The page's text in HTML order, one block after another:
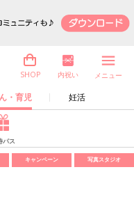
・育児 妊活
SHOP 内祝い メニュー
パス
キャンペーン 写真スタジオ